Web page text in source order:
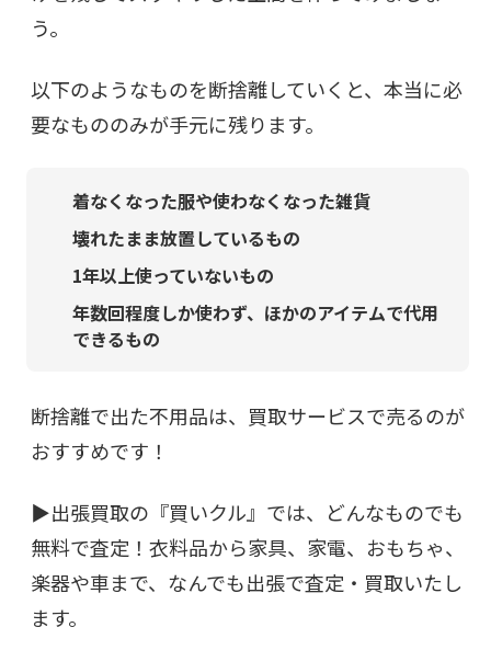
う。
以下のようなものを断捨離していくと、本当に必
要なもののみが手元に残ります。
着なくなった服や使わなくなった雑貨
壊れたまま放置しているもの
1年以上使っていないもの
年数回程度しか使わず、ほかのアイテムで代用
できるもの
断捨離で出た不用品は、買取サービスで売るのが
おすすめです！
▶︎出張買取の『買いクル』では、どんなものでも
無料で査定！衣料品から家具、家電、おもちゃ、
楽器や車まで、なんでも出張で査定・買取いたし
ます。